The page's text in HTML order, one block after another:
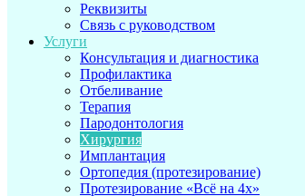
Реквизиты
Связь с руководством
Услуги
Консультация и диагностика
Профилактика
Отбеливание
Терапия
Пародонтология
Хирургия
Имплантация
Ортопедия (протезирование)
Протезирование «Всё на 4х»